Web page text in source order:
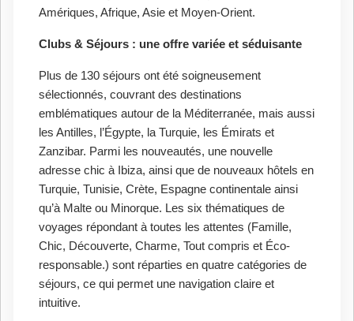
Amériques, Afrique, Asie et Moyen-Orient.
Clubs & Séjours : une offre variée et séduisante
Plus de 130 séjours ont été soigneusement
sélectionnés, couvrant des destinations
emblématiques autour de la Méditerranée, mais aussi
les Antilles, l’Égypte, la Turquie, les Émirats et
Zanzibar. Parmi les nouveautés, une nouvelle
adresse chic à Ibiza, ainsi que de nouveaux hôtels en
Turquie, Tunisie, Crète, Espagne continentale ainsi
qu’à Malte ou Minorque. Les six thématiques de
voyages répondant à toutes les attentes (Famille,
Chic, Découverte, Charme, Tout compris et Éco-
responsable.) sont réparties en quatre catégories de
séjours, ce qui permet une navigation claire et
intuitive.